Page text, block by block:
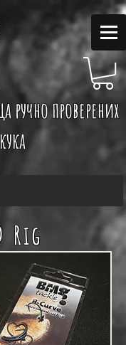
ручно проверених
кука
Rig